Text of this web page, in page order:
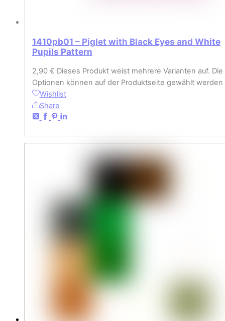
1410pb01 – Piglet with Black Eyes and White
Pupils Pattern
2,90 € Dieses Produkt weist mehrere Varianten auf. Die
Optionen können auf der Produktseite gewählt werden
Wishlist
Share